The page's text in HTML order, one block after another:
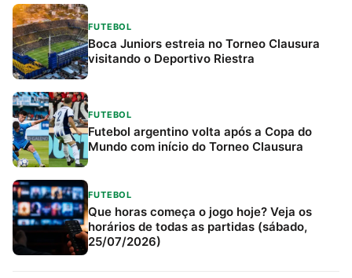
FUTEBOL
Boca Juniors estreia no Torneo Clausura
visitando o Deportivo Riestra
FUTEBOL
Futebol argentino volta após a Copa do
Mundo com início do Torneo Clausura
FUTEBOL
Que horas começa o jogo hoje? Veja os
horários de todas as partidas (sábado,
25/07/2026)